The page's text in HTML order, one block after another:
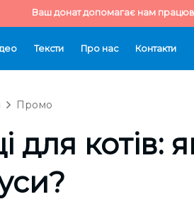
Ваш донат допомагає нам
Тексти Про нас Контакти
Промо
для котів: